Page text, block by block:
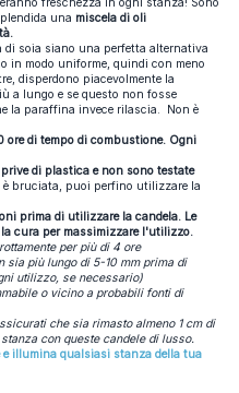
una miscela di oli
di soia siano una perfetta alternativa
in modo uniforme, quindi con meno
disperdono piacevolmente la
a lungo e se questo non fosse
la paraffina invece rilascia. Non è
ore di tempo di combustione. Ogni
prive di plastica e non sono testate
è bruciata, puoi perfino utilizzare la
prima di utilizzare la candela. Le
cura per massimizzare l'utilizzo.
per più di 4 ore
sia più lungo di 5-10 mm prima di
utilizzo, se necessario)
o vicino a probabili fonti di
che sia rimasto almeno 1 cm di
con queste candele di lusso.
e illumina qualsiasi stanza della tua